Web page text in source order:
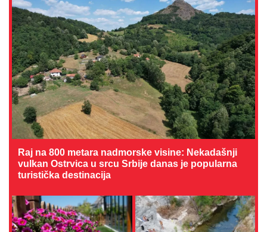
Raj na 800 metara nadmorske visine: Nekadašnji
vulkan Ostrvica u srcu Srbije danas je popularna
turistička destinacija